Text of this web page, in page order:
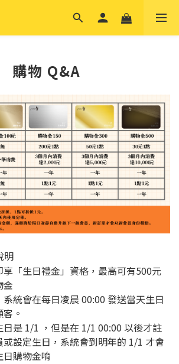
購物 Q&A
明
享「生日禮金」資格，最高可有500元
金
系統會在每日凌晨 00:00 發送當天生日
。
日是 1/1 ，但是在 1/1 00:00 以後才註
或設定生日，系統會到明年的 1/1 才會
日購物金唷